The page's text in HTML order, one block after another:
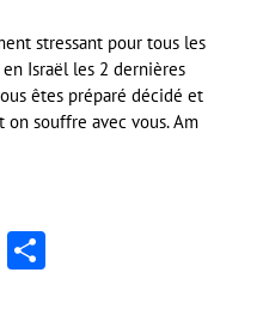
stressant pour tous les
en Israël les 2 dernières
êtes préparé décidé et
souffre avec vous. Am
Email